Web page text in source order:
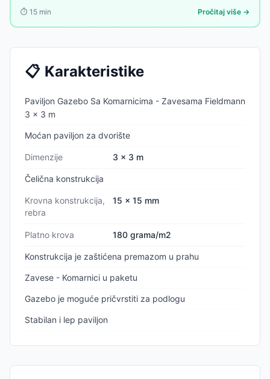
privatnosti, bez zaštite. Rešenje postoji — ali ako ga traži bušenje
⏱️ 15 min Pročitaj više →
📋 Karakteristike
Paviljon Gazebo Sa Komarnicima - Zavesama Fieldmann
3 x 3 m
Moćan paviljon za dvorište
Dimenzije 3 x 3 m
Čelična konstrukcija
Krovna konstrukcija,
rebra
15 x 15 mm
Platno krova 180 grama/m2
Konstrukcija je zaštićena premazom u prahu
Zavese - Komarnici u paketu
Gazebo je moguće pričvrstiti za podlogu
Stabilan i lep paviljon